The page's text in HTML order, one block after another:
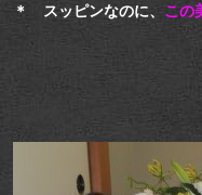
＊ スッピンなのに、 こ